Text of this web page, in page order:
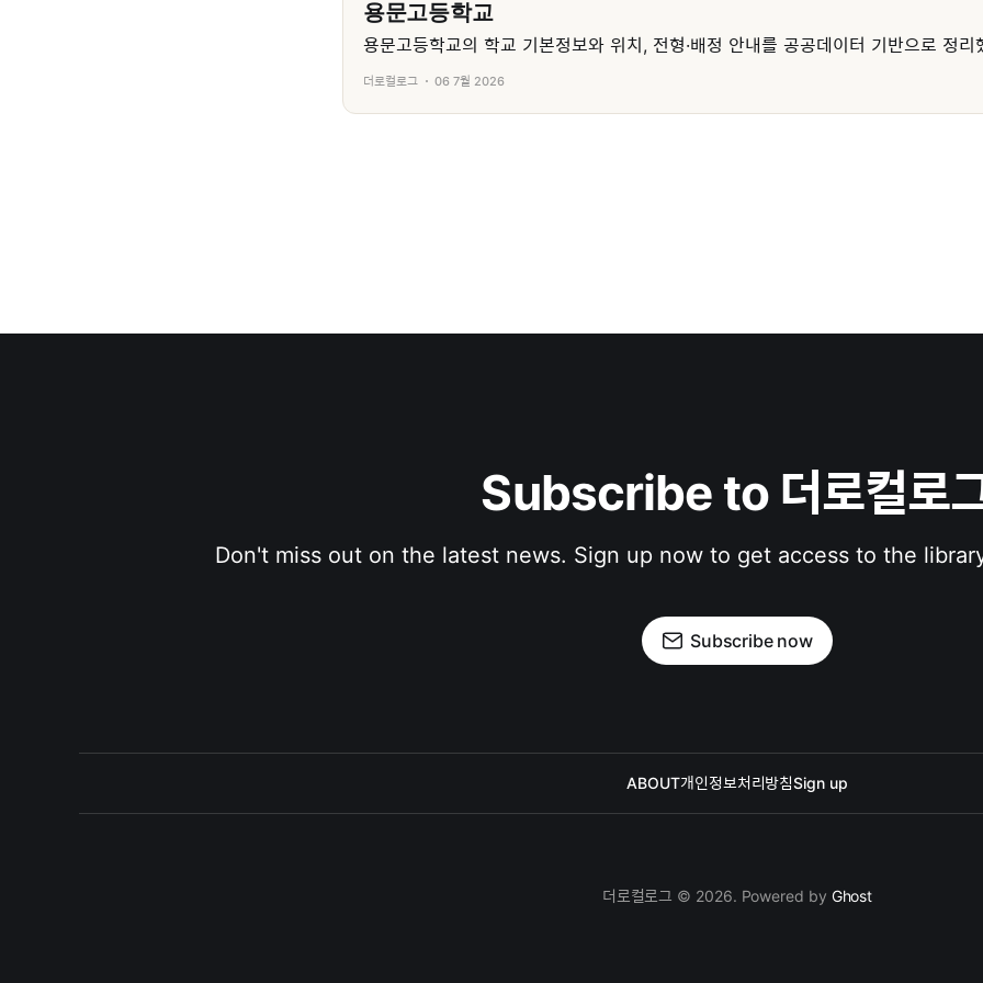
용문고등학교
용문고등학교의 학교 기본정보와 위치, 전형·배정 안내를 공공데이터 기반으로 정리
더로컬로그 06 7월 2026
Subscribe to 더로컬로
Don't miss out on the latest news. Sign up now to get access to the
Subscribe now
ABOUT개인정보처리방침Sign up
더로컬로그 © 2026. Powered by Ghost